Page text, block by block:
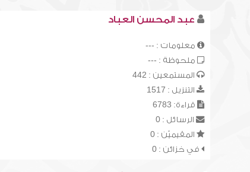
عبد المحسن العباد
معلومات : ---
ملحوظة : ---
المستمعين : 442
التنزيل : 1517
قراءة: 6783
الرسائل : 0
المقيميّن : 0
في خزائن : 0